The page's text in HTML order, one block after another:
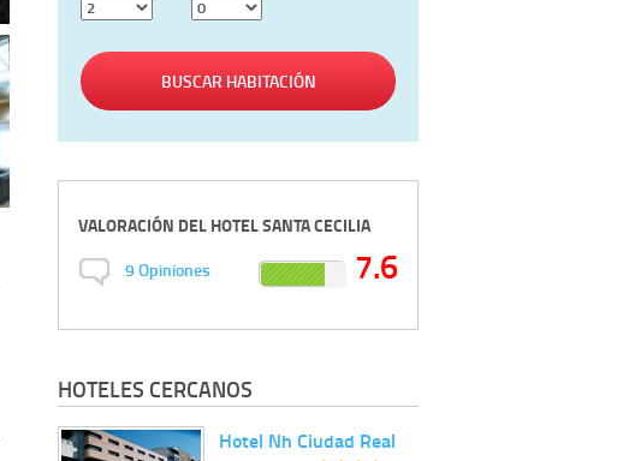
BUSCAR HABITACIÓN
VALORACIÓN DELHOTEL SANTA CECILIA
9Opiniones 7.6
HOTELES CERCANOS
Hotel Nh Ciudad Real